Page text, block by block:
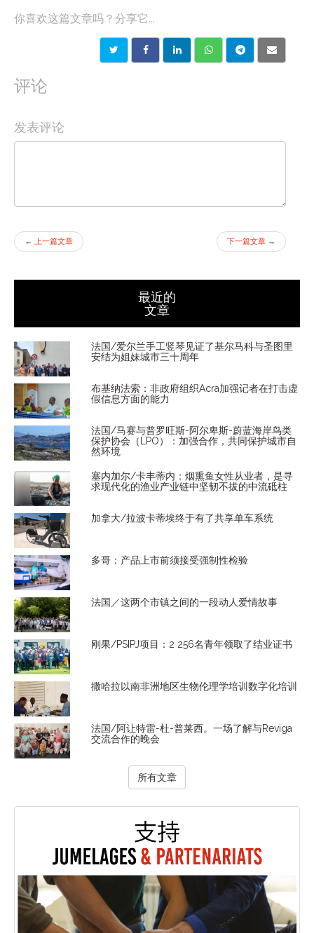
你喜欢这篇文章吗？分享它...
评论
发表评论
← 上一篇文章 下一篇文章 →
最近的
文章
法国/爱尔兰手工竖琴见证了基尔马科与圣图里
安结为姐妹城市三十周年
布基纳法索：非政府组织Acra加强记者在打击虚
假信息方面的能力
法国/马赛与普罗旺斯-阿尔卑斯-蔚蓝海岸鸟类
保护协会（LPO）：加强合作，共同保护城市自
然环境
塞内加尔/卡丰蒂内：烟熏鱼女性从业者，是寻
求现代化的渔业产业链中坚韧不拔的中流砥柱
加拿大/拉波卡蒂埃终于有了共享单车系统
多哥：产品上市前须接受强制性检验
法国／这两个市镇之间的一段动人爱情故事
刚果/PSIPJ项目：2 256名青年领取了结业证书
撒哈拉以南非洲地区生物伦理学培训数字化培训
法国/阿让特雷-杜-普莱西。一场了解与Reviga
交流合作的晚会
所有文章